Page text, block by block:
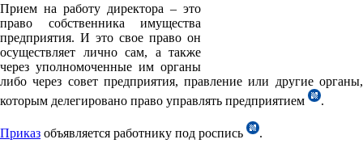
Прием на работу директора – это
право собственника имущества
предприятия. И это свое право он
осуществляет лично сам, а также
через уполномоченные им органы
либо через совет предприятия, правление или другие органы,
которым делегировано право управлять предприятием
.
Приказ объявляется работнику под роспись
.